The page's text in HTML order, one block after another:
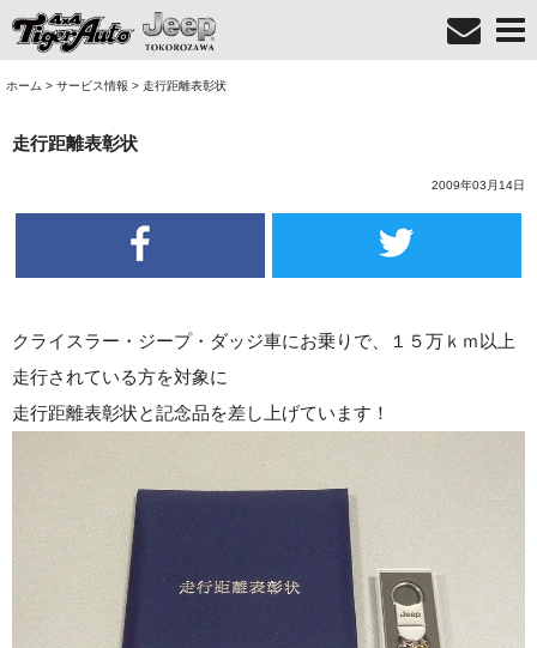
ホーム > サービス情報 > 走行距離表彰状
走行距離表彰状
2009年03月14日
クライスラー・ジープ・ダッジ車にお乗りで、１５万ｋｍ以上
走行されている方を対象に
走行距離表彰状と記念品を差し上げています！